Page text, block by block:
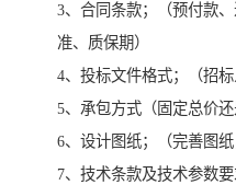
3、合同条款；（预付款
准、质保期）
4、投标文件格式；（招标
5、承包方式（固定总价还
6、设计图纸；（完善图纸
7、技术条款及技术参数